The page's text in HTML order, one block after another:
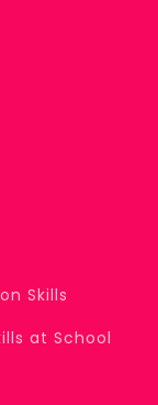
Skills
at School